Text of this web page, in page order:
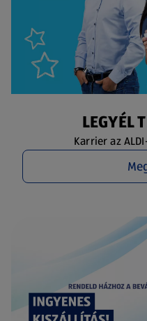
LEGYÉL
Karrier az